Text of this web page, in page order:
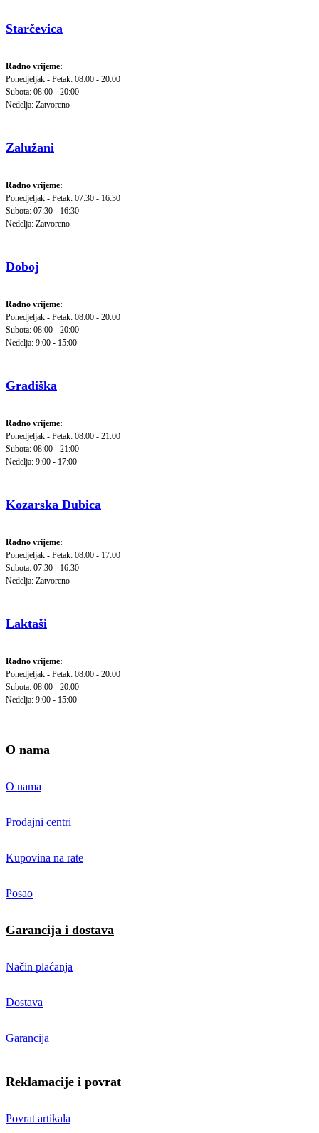
Starčevica
Radno vrijeme:
Ponedjeljak - Petak: 08:00 - 20:00
Subota: 08:00 - 20:00
Nedelja: Zatvoreno
Zalužani
Radno vrijeme:
Ponedjeljak - Petak: 07:30 - 16:30
Subota: 07:30 - 16:30
Nedelja: Zatvoreno
Doboj
Radno vrijeme:
Ponedjeljak - Petak: 08:00 - 20:00
Subota: 08:00 - 20:00
Nedelja: 9:00 - 15:00
Gradiška
Radno vrijeme:
Ponedjeljak - Petak: 08:00 - 21:00
Subota: 08:00 - 21:00
Nedelja: 9:00 - 17:00
Kozarska Dubica
Radno vrijeme:
Ponedjeljak - Petak: 08:00 - 17:00
Subota: 07:30 - 16:30
Nedelja: Zatvoreno
Laktaši
Radno vrijeme:
Ponedjeljak - Petak: 08:00 - 20:00
Subota: 08:00 - 20:00
Nedelja: 9:00 - 15:00
O nama
O nama
Prodajni centri
Kupovina na rate
Posao
Garancija i dostava
Način plaćanja
Dostava
Garancija
Reklamacije i povrat
Povrat artikala